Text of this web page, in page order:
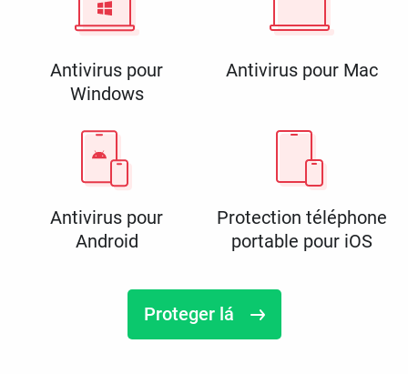
Antivirus pour
Windows
Antivirus pour Mac
Antivirus pour
Android
Protection téléphone
portable pour iOS
Proteger lá